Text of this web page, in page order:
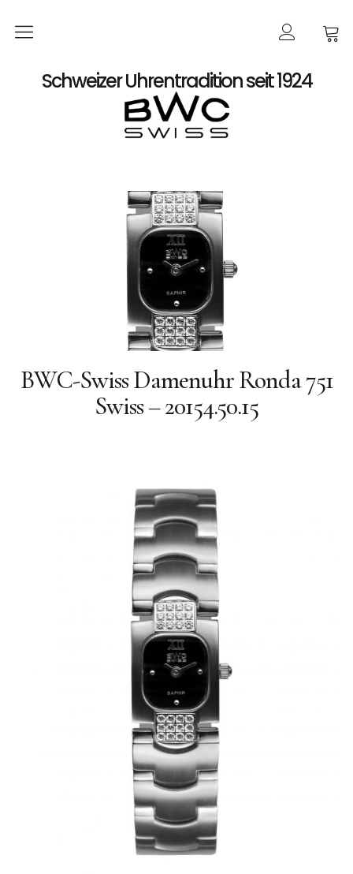
Schweizer Uhrentradition seit 1924
Startseite
Shop
Automatik
Quarz
Herren
Automatik
Automatik-Chronographen ETA 7750
Quarz
Quarz-Chronographen
Geschichte
Facebook
BWC-SWISS
Seit 1924 genießt die BWC Swiss einen exzellenten
Ruf in der Uhrenindustrie. Über all die Jahre, war es
stets unser Ziel zeitgemäßes Design in Verbindung
mit hervorragender Qualität, in der Tradition der
Schweizer Uhrmacherkunst, zu einem
erschwinglichen Preis anzubieten.
BWC-Swiss Damenuhr Ronda 751
Swiss – 20154.50.15